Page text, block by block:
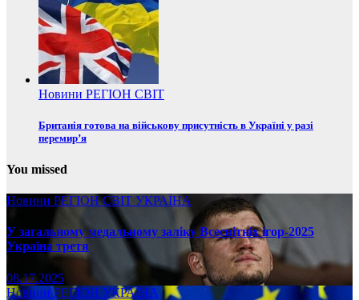
Новини РЕГІОН СВІТ
Британія готова на військову присутність в Україні у разі
перемир’я
You missed
Новини РЕГІОНСВІТ УКРАЇНА
У загальному медальному заліку Всесвітніх ігор-2025
Україна третя
08.17.2025
НовиниРЕГІОН УКРАЇНА